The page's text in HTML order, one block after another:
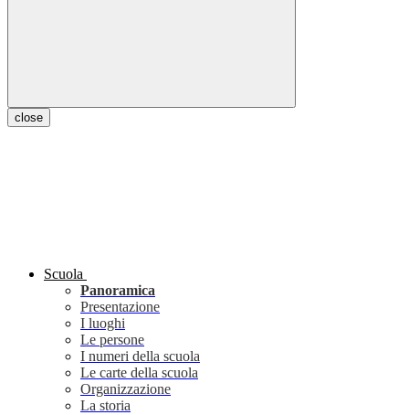
close
Scuola
Panoramica
Presentazione
I luoghi
Le persone
I numeri della scuola
Le carte della scuola
Organizzazione
La storia